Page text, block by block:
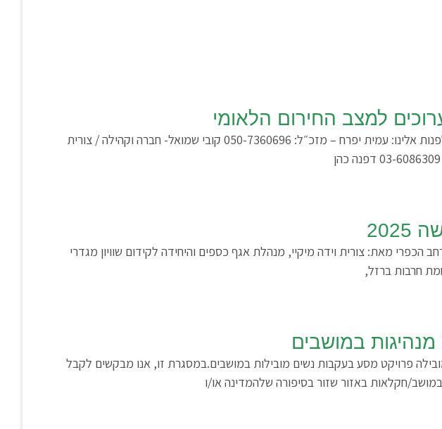
למצב החירום הלאומי
ככל והנכם נדרשים לסיוע, אנו מזמינים אתכם לפנות אלינו: עמית יפרח – מזכ״ל: 050-7360696‬ קובי שמואל- חברה וקהילה / צורית
הכפרי מאת: צורית וידה מיקיי, מנהלת אגף כספים והיחידה לקידום שוויון מגדרי
חרבות ברזל,
במושבים
פרויקט מסע בעקבות נשים מובילות במושבים.במסגרת זו, אנו מבקשים לקבל
חקלאות באזור שזור בסיפורה שלהמדינה או/ו